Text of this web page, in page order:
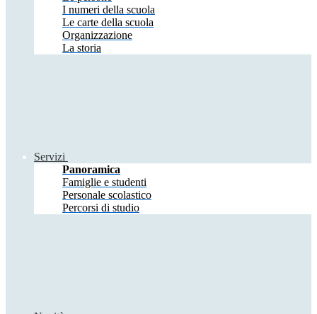
I numeri della scuola
Le carte della scuola
Organizzazione
La storia
Servizi
Panoramica
Famiglie e studenti
Personale scolastico
Percorsi di studio